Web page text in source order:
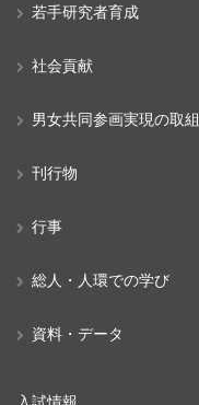
若手研究者育成
社会貢献
男女共同参画実現の取組
刊行物
行事
総人・人環での学び
資料・データ
入試情報